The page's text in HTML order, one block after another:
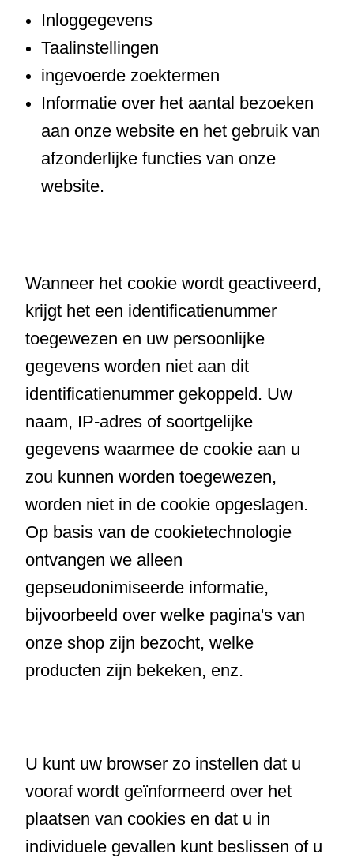
Inloggegevens
Taalinstellingen
ingevoerde zoektermen
Informatie over het aantal bezoeken
aan onze website en het gebruik van
afzonderlijke functies van onze
website.
Wanneer het cookie wordt geactiveerd,
krijgt het een identificatienummer
toegewezen en uw persoonlijke
gegevens worden niet aan dit
identificatienummer gekoppeld. Uw
naam, IP-adres of soortgelijke
gegevens waarmee de cookie aan u
zou kunnen worden toegewezen,
worden niet in de cookie opgeslagen.
Op basis van de cookietechnologie
ontvangen we alleen
gepseudonimiseerde informatie,
bijvoorbeeld over welke pagina's van
onze shop zijn bezocht, welke
producten zijn bekeken, enz.
U kunt uw browser zo instellen dat u
vooraf wordt geïnformeerd over het
plaatsen van cookies en dat u in
individuele gevallen kunt beslissen of u